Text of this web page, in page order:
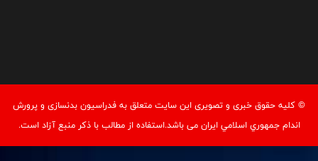
© کليه حقوق خبری و تصويری اين سايت متعلق به فدراسيون بدنسازی و پرورش
اندام جمهوري اسلامي ايران می باشد.استفاده از مطالب با ذكر منبع آزاد است.